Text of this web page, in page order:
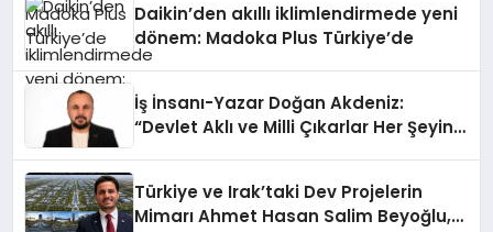
Daikin’den akıllı iklimlendirmede yeni
dönem: Madoka Plus Türkiye’de
İş İnsanı-Yazar Doğan Akdeniz:
“Devlet Aklı ve Milli Çıkarlar Her Şeyin
Türkiye ve Irak’taki Dev Projelerin
Mimarı Ahmet Hasan Salim Beyoğlu,